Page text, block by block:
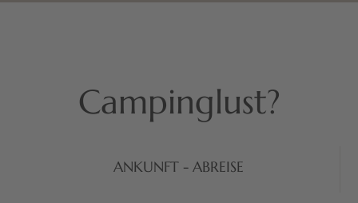
Campinglust?
ANKUNFT - ABREISE